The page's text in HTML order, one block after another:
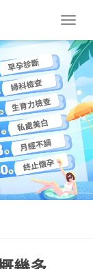
導
菜
單